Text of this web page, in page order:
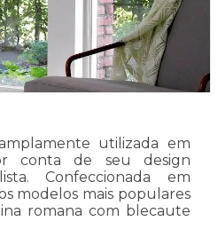
utilizada em
conta de seu design
Confeccionada em
modelos mais populares
romana com blecaute